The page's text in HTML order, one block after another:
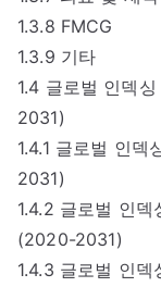
1.3.8 FMCG
1.3.9 기타
1.4 글로벌 인덱
2031)
1.4.1 글로벌 인
2031)
1.4.2 글로벌 인
(2020-2031)
1.4.3 글로벌 인